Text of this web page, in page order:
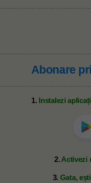
Abonare
1. Instalezi
2. Activezi
3. Gata,